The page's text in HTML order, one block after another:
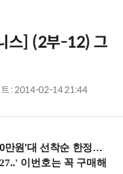
스] (2부-12) 그
트 : 2014-02-14 21:44
'대 선착순 한정판매!